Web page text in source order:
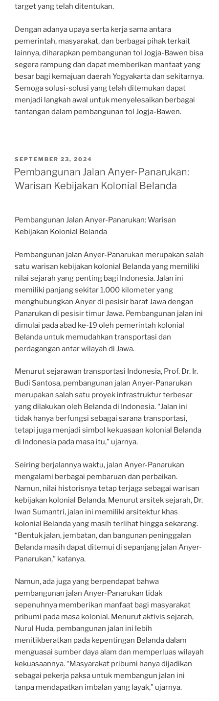
target yang telah ditentukan.
Dengan adanya upaya serta kerja sama antara
pemerintah, masyarakat, dan berbagai pihak terkait
lainnya, diharapkan pembangunan tol Jogja-Bawen bisa
segera rampung dan dapat memberikan manfaat yang
besar bagi kemajuan daerah Yogyakarta dan sekitarnya.
Semoga solusi-solusi yang telah ditemukan dapat
menjadi langkah awal untuk menyelesaikan berbagai
tantangan dalam pembangunan tol Jogja-Bawen.
POSTED
ON
SEPTEMBER 23, 2024
Pembangunan Jalan Anyer-Panarukan:
Warisan Kebijakan Kolonial Belanda
Pembangunan Jalan Anyer-Panarukan: Warisan
Kebijakan Kolonial Belanda
Pembangunan jalan Anyer-Panarukan merupakan salah
satu warisan kebijakan kolonial Belanda yang memiliki
nilai sejarah yang penting bagi Indonesia. Jalan ini
memiliki panjang sekitar 1.000 kilometer yang
menghubungkan Anyer di pesisir barat Jawa dengan
Panarukan di pesisir timur Jawa. Pembangunan jalan ini
dimulai pada abad ke-19 oleh pemerintah kolonial
Belanda untuk memudahkan transportasi dan
perdagangan antar wilayah di Jawa.
Menurut sejarawan transportasi Indonesia, Prof. Dr. Ir.
Budi Santosa, pembangunan jalan Anyer-Panarukan
merupakan salah satu proyek infrastruktur terbesar
yang dilakukan oleh Belanda di Indonesia. “Jalan ini
tidak hanya berfungsi sebagai sarana transportasi,
tetapi juga menjadi simbol kekuasaan kolonial Belanda
di Indonesia pada masa itu,” ujarnya.
Seiring berjalannya waktu, jalan Anyer-Panarukan
mengalami berbagai pembaruan dan perbaikan.
Namun, nilai historisnya tetap terjaga sebagai warisan
kebijakan kolonial Belanda. Menurut arsitek sejarah, Dr.
Iwan Sumantri, jalan ini memiliki arsitektur khas
kolonial Belanda yang masih terlihat hingga sekarang.
“Bentuk jalan, jembatan, dan bangunan peninggalan
Belanda masih dapat ditemui di sepanjang jalan Anyer-
Panarukan,” katanya.
Namun, ada juga yang berpendapat bahwa
pembangunan jalan Anyer-Panarukan tidak
sepenuhnya memberikan manfaat bagi masyarakat
pribumi pada masa kolonial. Menurut aktivis sejarah,
Nurul Huda, pembangunan jalan ini lebih
menitikberatkan pada kepentingan Belanda dalam
menguasai sumber daya alam dan memperluas wilayah
kekuasaannya. “Masyarakat pribumi hanya dijadikan
sebagai pekerja paksa untuk membangun jalan ini
tanpa mendapatkan imbalan yang layak,” ujarnya.